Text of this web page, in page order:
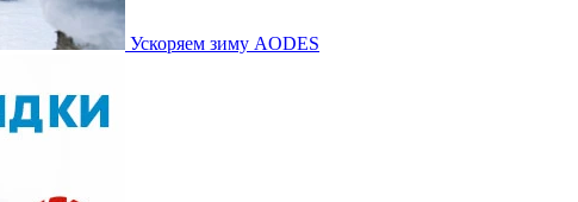
Ускоряем зиму AODES